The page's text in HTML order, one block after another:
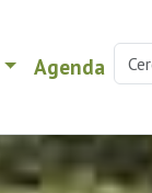
Agenda